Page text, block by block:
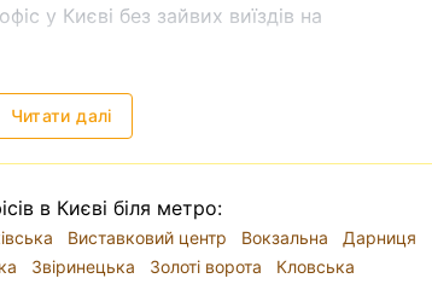
у Києві без зайвих виїздів на
тому й нежитловий фонд
бізнесу ви можете орендувати офіс у
районі. Найбільш затребувані
метро Академмістечко, Почайна,
Читати далі
в Києві біля метро:
Виставковий центр Вокзальна
Дарниця
Звіринецька Золоті ворота
Кловська